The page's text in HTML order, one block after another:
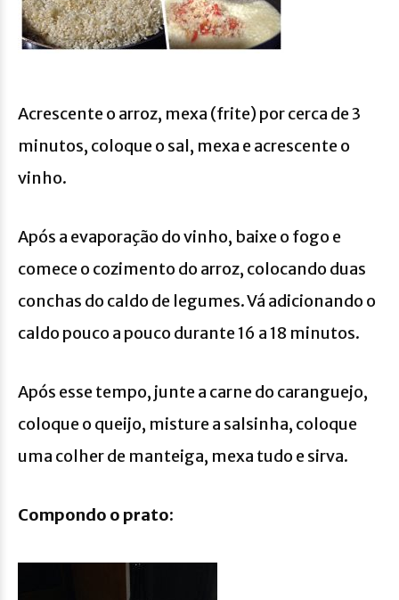
Acrescente o arroz, mexa (frite) por cerca de 3
minutos, coloque o sal, mexa e acrescente o
vinho.
Após a evaporação do vinho, baixe o fogo e
comece o cozimento do arroz, colocando duas
conchas do caldo de legumes. Vá adicionando o
caldo pouco a pouco durante 16 a 18 minutos.
Após esse tempo, junte a carne do caranguejo,
coloque o queijo, misture a salsinha, coloque
uma colher de manteiga, mexa tudo e sirva.
Compondo o prato: